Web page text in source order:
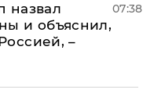
назвал
и объяснил,
–
07:38